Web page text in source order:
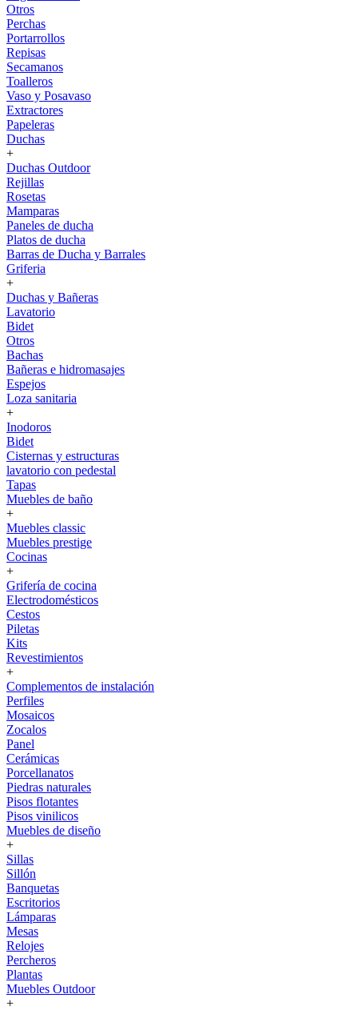
Otros
Perchas
Portarrollos
Repisas
Secamanos
Toalleros
Vaso y Posavaso
Extractores
Papeleras
Duchas
+
Duchas Outdoor
Rejillas
Rosetas
Mamparas
Paneles de ducha
Platos de ducha
Barras de Ducha y Barrales
Griferia
+
Duchas y Bañeras
Lavatorio
Bidet
Otros
Bachas
Bañeras e hidromasajes
Espejos
Loza sanitaria
+
Inodoros
Bidet
Cisternas y estructuras
lavatorio con pedestal
Tapas
Muebles de baño
+
Muebles classic
Muebles prestige
Cocinas
+
Grifería de cocina
Electrodomésticos
Cestos
Piletas
Kits
Revestimientos
+
Complementos de instalación
Perfiles
Mosaicos
Zocalos
Panel
Cerámicas
Porcellanatos
Piedras naturales
Pisos flotantes
Pisos vinilicos
Muebles de diseño
+
Sillas
Sillón
Banquetas
Escritorios
Lámparas
Mesas
Relojes
Percheros
Plantas
Muebles Outdoor
+